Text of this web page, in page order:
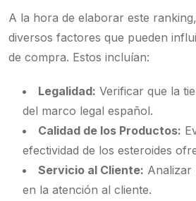
A la hora de elaborar este
diversos factores que pueden
de compra. Estos incluían:
Legalidad: Verificar que la
del marco legal español.
Calidad de los Productos:
efectividad de los esteroides
Servicio al Cliente: Analizar
en la atención al cliente.